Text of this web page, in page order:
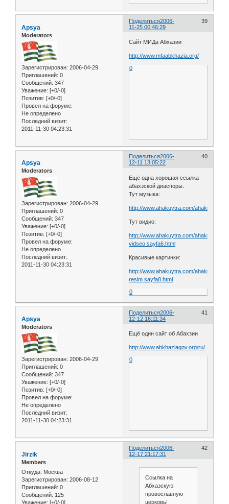
Поделиться 39
2006-
11-25 00:46:29
Apsya
Moderators
Зарегистрирован: 2006-04-29
Приглашений: 0
Сообщений: 347
Уважение: [+0/-0]
Позитив: [+0/-0]
Провел на форуме:
Не определено
Последний визит:
2011-11-30 04:23:31
Сайт МИДа Абхазии
http://www.mfaabkhazia.org/
0
Поделиться 40
2006-
12-11 13:05:22
Apsya
Moderators
Зарегистрирован: 2006-04-29
Приглашений: 0
Сообщений: 347
Уважение: [+0/-0]
Позитив: [+0/-0]
Провел на форуме:
Не определено
Последний визит:
2011-11-30 04:23:31
Ещё одна хорошая ссылка
абахзской диаспоры.
Тут музыка:
http://www.ahakuytra.com/
Тут видио:
http://www.ahakuytra.com/ahakuytra
vidseo sayfa6.html
Красивые картинки:
http://www.ahakuytra.com/ahakuytra
resim sayfa8.html
0
Поделиться 41
2006-
12-12 16:11:34
Apsya
Moderators
Зарегистрирован: 2006-04-29
Приглашений: 0
Сообщений: 347
Уважение: [+0/-0]
Позитив: [+0/-0]
Провел на форуме:
Не определено
Последний визит:
2011-11-30 04:23:31
Ещё один сайт об Абахзии
http://www.abkhaziagov.org/ru/
0
Поделиться 42
2006-
12-17 21:17:31
Jirzik
Members
Откуда: Москва
Зарегистрирован: 2006-08-12
Приглашений: 0
Сообщений: 125
Уважение: [+0/-0]
Ссылка на
Абхазскую
провославную
церковь!